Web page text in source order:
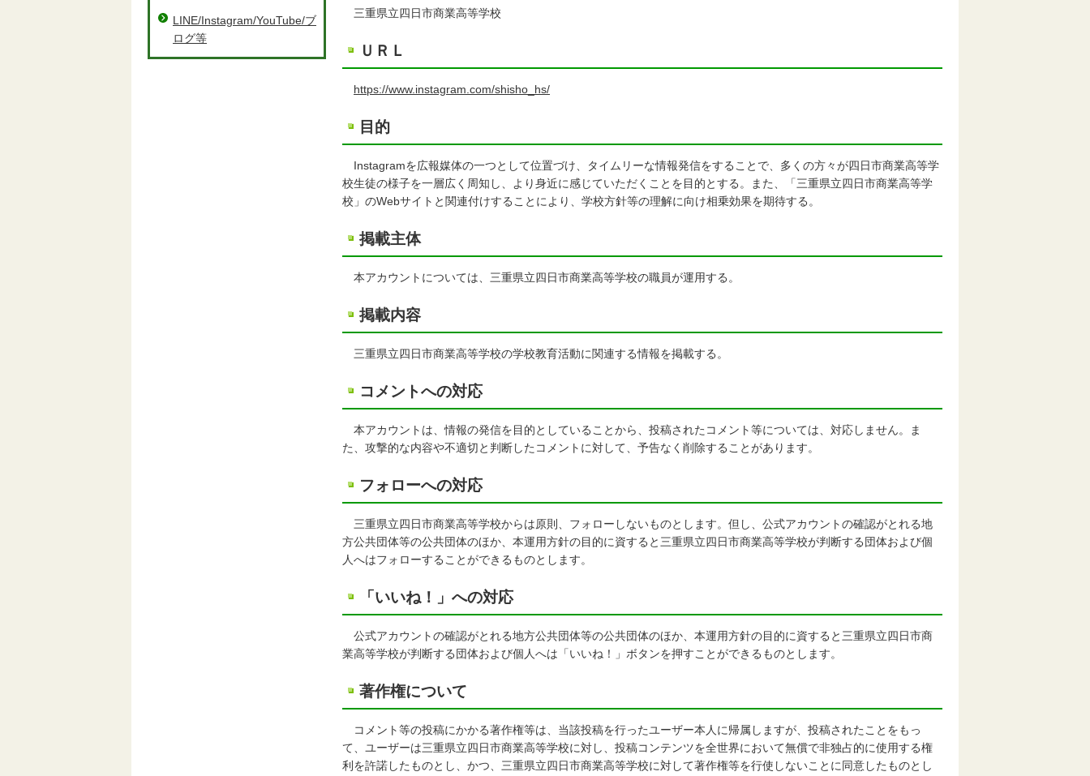
三重県立四日市商業高等学校
ＵＲＬ
https://www.instagram.com/shisho_hs/
目的
Instagramを広報媒体の一つとして位置づけ、タイムリーな情報発信をすることで、多くの方々が四日市商業高等学
校生徒の様子を一層広く周知し、より身近に感じていただくことを目的とする。また、「三重県立四日市商業高等学
校」のWebサイトと関連付けすることにより、学校方針等の理解に向け相乗効果を期待する。
掲載主体
本アカウントについては、三重県立四日市商業高等学校の職員が運用する。
掲載内容
三重県立四日市商業高等学校の学校教育活動に関連する情報を掲載する。
コメントへの対応
本アカウントは、情報の発信を目的としていることから、投稿されたコメント等については、対応しません。ま
た、攻撃的な内容や不適切と判断したコメントに対して、予告なく削除することがあります。
フォローへの対応
三重県立四日市商業高等学校からは原則、フォローしないものとします。但し、公式アカウントの確認がとれる地
方公共団体等の公共団体のほか、本運用方針の目的に資すると三重県立四日市商業高等学校が判断する団体および個
人へはフォローすることができるものとします。
「いいね！」への対応
公式アカウントの確認がとれる地方公共団体等の公共団体のほか、本運用方針の目的に資すると三重県立四日市商
業高等学校が判断する団体および個人へは「いいね！」ボタンを押すことができるものとします。
著作権について
コメント等の投稿にかかる著作権等は、当該投稿を行ったユーザー本人に帰属しますが、投稿されたことをもっ
て、ユーザーは三重県立四日市商業高等学校に対し、投稿コンテンツを全世界において無償で非独占的に使用する権
利を許諾したものとし、かつ、三重県立四日市商業高等学校に対して著作権等を行使しないことに同意したものとし
LINE/Instagram/YouTube/ブ
ログ等